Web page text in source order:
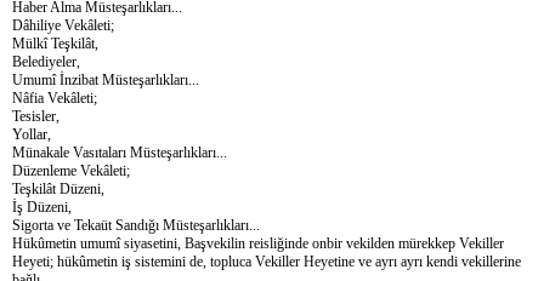
Haber Alma Müsteşarlıkları...
Dâhiliye Vekâleti;
Mülkî Teşkilât,
Belediyeler,
Umumî İnzibat Müsteşarlıkları...
Nâfia Vekâleti;
Tesisler,
Yollar,
Münakale Vasıtaları Müsteşarlıkları...
Düzenleme Vekâleti;
Teşkilât Düzeni,
İş Düzeni,
Sigorta ve Tekaüt Sandığı Müsteşarlıkları...
Hükûmetin umumî siyasetini, Başvekilin reisliğinde onbir vekilden mürekkep Vekiller
Heyeti; hükûmetin iş sistemini de, topluca Vekiller Heyetine ve ayrı ayrı kendi vekillerine